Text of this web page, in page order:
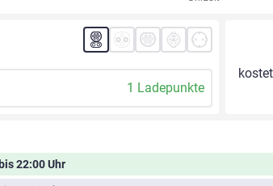
1 Ladepunkte
22:00 Uhr